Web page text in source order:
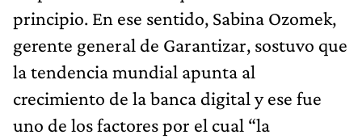
principio. En ese sentido, Sabina Ozomek,
gerente general de Garantizar, sostuvo que
la tendencia mundial apunta al
crecimiento de la banca digital y ese fue
uno de los factores por el cual “la